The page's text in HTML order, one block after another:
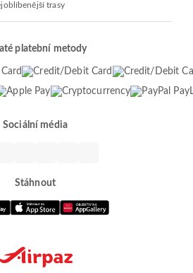
trasy
platební metody
Sociální média
Stáhnout